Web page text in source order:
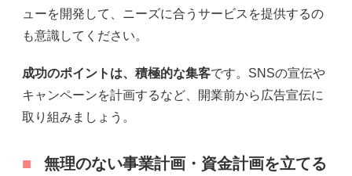
ューを開発して、ニーズに合うサービスを提供するの
も意識してください。
成功のポイントは、積極的な集客です。SNSの宣伝や
キャンペーンを計画するなど、開業前から広告宣伝に
取り組みましょう。
無理のない事業計画・資金計画を立てる